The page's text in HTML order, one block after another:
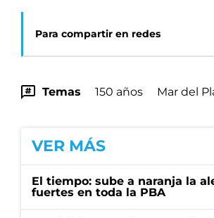
Para compartir en redes
Temas 150 años Mar del
VER MÁS
El tiempo: sube a naranja la
fuertes en toda la PBA